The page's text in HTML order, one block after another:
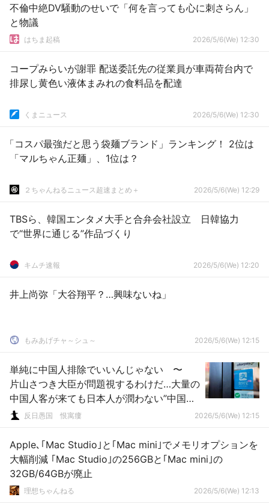
不倫中絶DV騒動のせいで「何を言っても心に刺さらん」
と物議
はちま起稿 2026/5/6(We) 12:30
コープみらいが謝罪 配送委託先の従業員が車両荷台内で
排尿し黄色い液体まみれの食料品を配達
くまニュース 2026/5/6(We) 12:30
「コスパ最強だと思う袋麺ブランド」ランキング！ 2位は
「マルちゃん正麺」、1位は？
２ちゃんねるニュース超速まとめ＋ 2026/5/6(We) 12:29
TBSら、韓国エンタメ大手と合弁会社設立 日韓協力
で“世界に通じる”作品づくり
キムチ速報 2026/5/6(We) 12:20
井上尚弥「大谷翔平？…興味ないね」
もみあげチャ～シュ～ 2026/5/6(We) 12:15
単純に中国人排除でいいんじゃない 〜
片山さつき大臣が問題視するわけだ…大量の
中国人客が来ても日本人が潤わない”中国系
決済アプリ“の闇
反日愚国 恨寓瘻 2026/5/6(We) 12:15
Apple､｢Mac Studio｣と｢Mac mini｣でメモリオプションを
大幅削減 ｢Mac Studio｣の256GBと｢Mac mini｣の
32GB/64GBが廃止
理想ちゃんねる 2026/5/6(We) 12:13